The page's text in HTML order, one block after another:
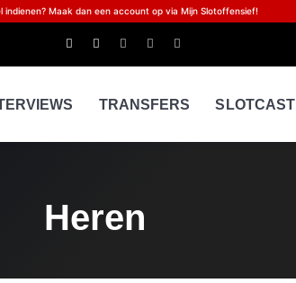
indienen? Maak dan een account op via Mijn Slotoffensief!
TRANSFERS SLOTCAST
Heren